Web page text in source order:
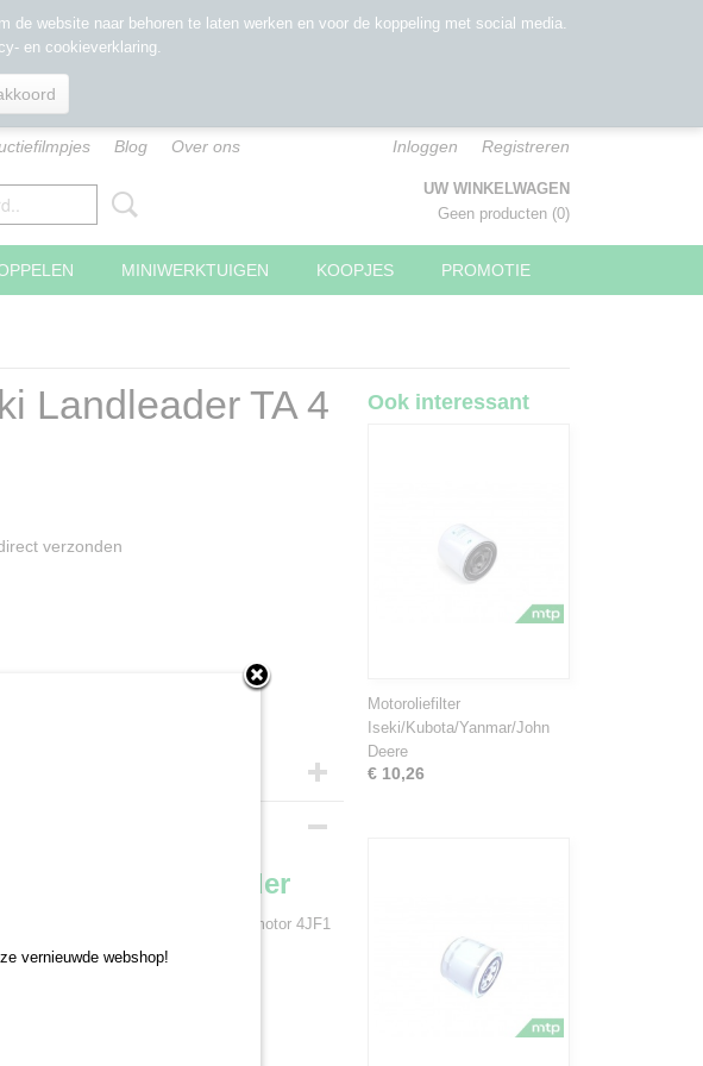
Blog Over ons Inloggen Registreren
UW WINKELWAGEN
Geen producten (0)
MINIWERKTUIGEN KOOPJES PROMOTIE
Landleader TA 4
verzonden
TA 4 cilinder
4 cilinder tractoren met een Isuzu motor 4JF1
Ook interessant
Motoroliefilter
Iseki/Kubota/Yanmar/John
Deere
€ 10,26
website naar behoren te laten werken en voor de koppeling met social media.
en cookieverklaring.
vernieuwde webshop!